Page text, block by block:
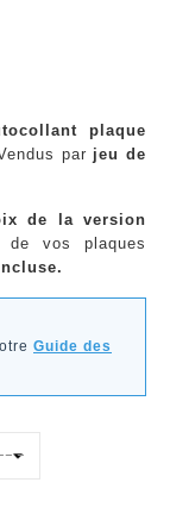
plaque
par jeu de
de la version
vos plaques
Guide des